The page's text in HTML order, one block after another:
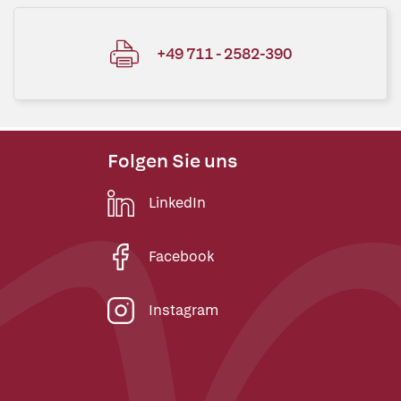
+49 711 - 2582-390
Folgen Sie uns
LinkedIn
Facebook
Instagram